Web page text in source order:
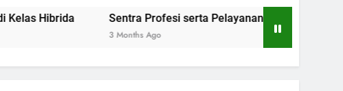
Sentra Profesi serta Pelayanan Siswa: Jembatan Ke